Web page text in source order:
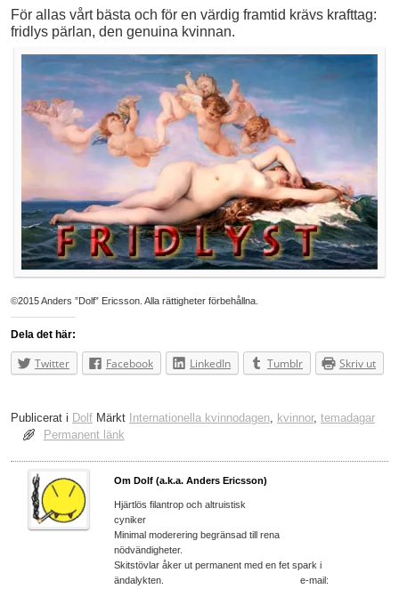
För allas vårt bästa och för en värdig framtid krävs krafttag:
fridlys pärlan, den genuina kvinnan.
©2015 Anders ”Dolf” Ericsson. Alla rättigheter förbehållna.
Dela det här:
Twitter Facebook LinkedIn Tumblr Skriv ut
Publicerat i Dolf Märkt Internationella kvinnodagen, kvinnor, temadagar
Permanent länk
Om Dolf (a.k.a. Anders Ericsson)
Hjärtlös filantrop och altruistisk
cyniker
Minimal moderering begränsad till rena
nödvändigheter.
Skitstövlar åker ut permanent med en fet spark i
ändalykten. e-mail: